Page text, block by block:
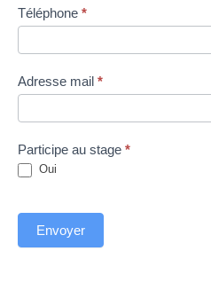
livres
de
théâtre
janvier
Téléphone *
Adresse mail *
Participe au stage *
Oui
Envoyer